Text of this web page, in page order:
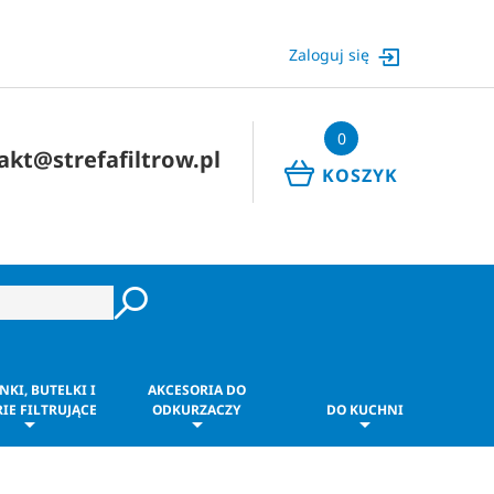
Zaloguj się
0
KOSZYK
BUTELKI I
FILTRUJĄCE
AKCESORIA DO
ODKURZACZY
DO KUCHNI